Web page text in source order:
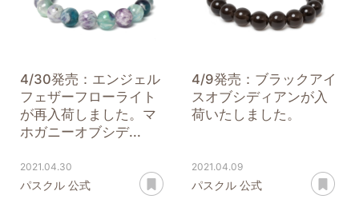
4/30発売：エンジェル
フェザーフローライト
が再入荷しました。マ
ホガニーオブシデ...
2021.04.30
パスクル 公式
あとで読む
4/9発売：ブラックアイ
スオブシディアンが入
荷いたしました。
2021.04.09
パスクル 公式